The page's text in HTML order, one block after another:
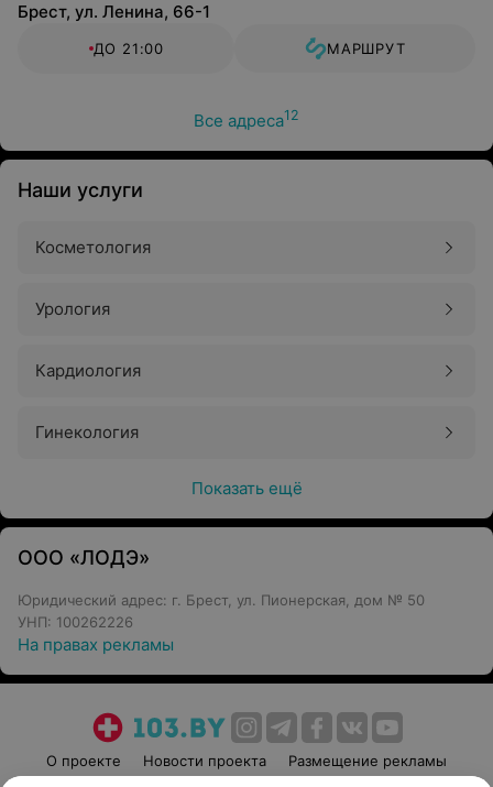
Брест, ул. Ленина, 66-1
ДО 21:00 МАРШРУТ
Все адреса12
Наши услуги
Косметология
Урология
Кардиология
Гинекология
Показать ещё
ООО «ЛОДЭ»
Юридический адрес: г. Брест, ул. Пионерская, дом № 50
УНП: 100262226
На правах рекламы
О проекте Новости проекта
Размещение рекламы